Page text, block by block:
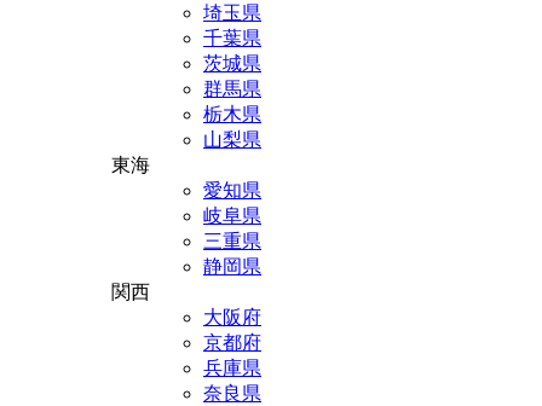
埼玉県
千葉県
茨城県
群馬県
栃木県
山梨県
東海
愛知県
岐阜県
三重県
静岡県
関西
大阪府
京都府
兵庫県
奈良県